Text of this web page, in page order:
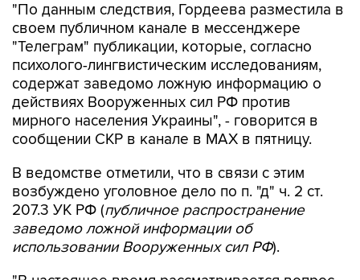
"По данным следствия, Гордеева разместила в
своем публичном канале в мессенджере
"Телеграм" публикации, которые, согласно
психолого-лингвистическим исследованиям,
содержат заведомо ложную информацию о
действиях Вооруженных сил РФ против
мирного населения Украины", - говорится в
сообщении СКР в канале в MAX в пятницу.
В ведомстве отметили, что в связи с этим
возбуждено уголовное дело по п. "д" ч. 2 ст.
207.3 УК РФ (публичное распространение
заведомо ложной информации об
использовании Вооруженных сил РФ).